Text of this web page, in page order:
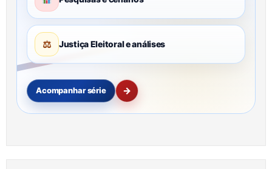
⚖ Justiça Eleitoral e análises
Acompanhar série →